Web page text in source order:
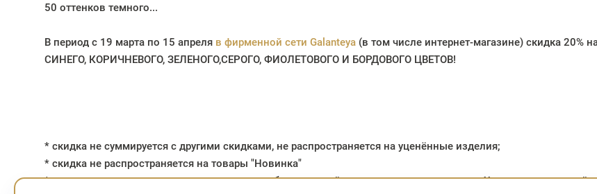
50 оттенков темного...
В период с 19 марта по 15 апреля в фирменной сети Galanteya (в том числе интернет-магазине) скидка 20%
СИНЕГО, КОРИЧНЕВОГО, ЗЕЛЕНОГО,СЕРОГО, ФИОЛЕТОВОГО И БОРДОВОГО ЦВЕТОВ!
* скидка не суммируется с другими скидками, не распространяется на уценённые изделия;
* скидка не распространяется на товары "Новинка"
* изделия, участвующие в акции, можно приобрести онлайн с использованием карты «Халва» с рассрочкой